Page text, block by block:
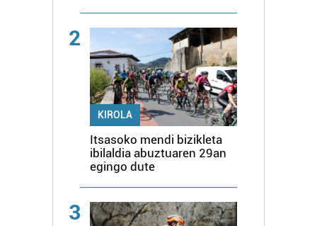
2
KIROLA
Itsasoko mendi bizikleta
ibilaldia abuztuaren 29an
egingo dute
3